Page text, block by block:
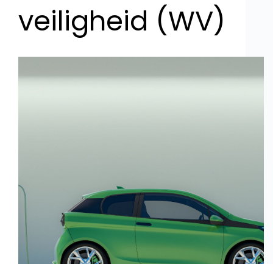
veiligheid (WV)